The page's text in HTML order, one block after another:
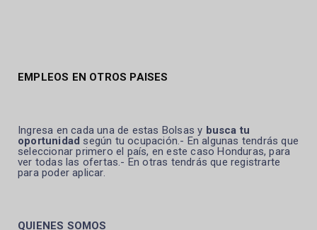
EMPLEOS EN OTROS PAISES
Ingresa en cada una de estas Bolsas y busca tu
oportunidad según tu ocupación.- En algunas tendrás que
seleccionar primero el país, en este caso Honduras, para
ver todas las ofertas.- En otras tendrás que registrarte
para poder aplicar.
QUIENES SOMOS